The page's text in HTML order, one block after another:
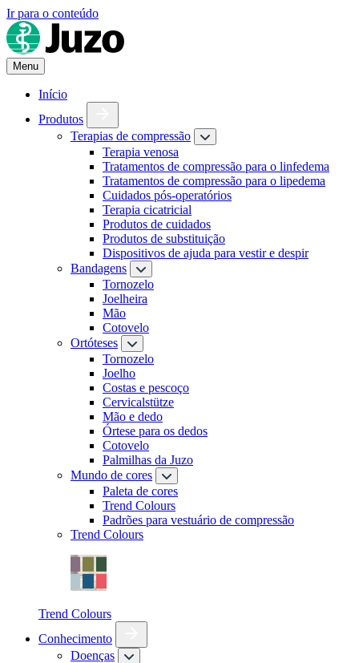
Ir para o conteúdo
Menu
Início
Produtos
Terapias de compressão
Terapia venosa
Tratamentos de compressão para o linfedema
Tratamentos de compressão para o lipedema
Cuidados pós-operatórios
Terapia cicatricial
Produtos de cuidados
Produtos de substituição
Dispositivos de ajuda para vestir e despir
Bandagens
Tornozelo
Joelheira
Mão
Cotovelo
Ortóteses
Tornozelo
Joelho
Costas e pescoço
Cervicalstütze
Mão e dedo
Órtese para os dedos
Cotovelo
Palmilhas da Juzo
Mundo de cores
Paleta de cores
Trend Colours
Padrões para vestuário de compressão
Trend Colours
Trend Colours
Conhecimento
Doenças